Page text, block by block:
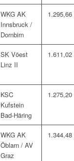
WKG AK
Innsbruck /
Dornbirn
1.295,66
SK Vöest
Linz II
1.611,02
KSC
Kufstein
Bad-Häring
1.275,20
WKG AK
Öblarn / AV
Graz
1.344,48